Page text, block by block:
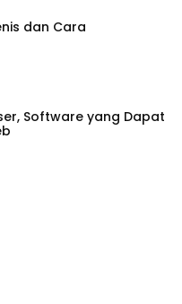
dan Cara
Software yang Dapat